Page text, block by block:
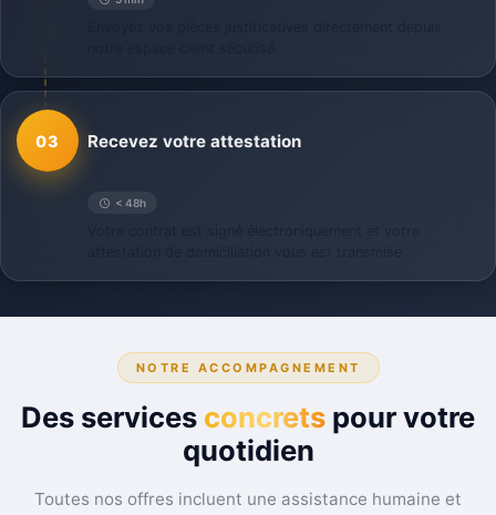
03
< 48h
Recevez votre attestation
NOTRE ACCOMPAGNEMENT
Des services concrets pour votre
quotidien
Toutes nos offres incluent une assistance humaine et